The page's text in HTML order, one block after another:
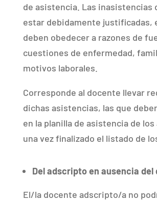
de asistencia. Las inasistencias
estar debidamente justificadas,
deben obedecer a razones de
cuestiones de enfermedad,
motivos laborales.
Corresponde al docente llevar
dichas asistencias, las que
en la planilla de asistencia de los
una vez finalizado el listado de
Del adscripto en ausencia del
El/la docente adscripto/a no